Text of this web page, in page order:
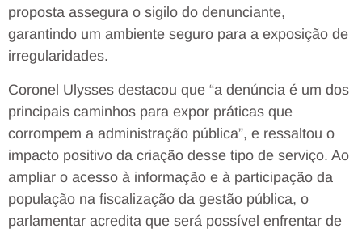
proposta assegura o sigilo do denunciante,
garantindo um ambiente seguro para a exposição de
irregularidades.
Coronel Ulysses destacou que “a denúncia é um dos
principais caminhos para expor práticas que
corrompem a administração pública”, e ressaltou o
impacto positivo da criação desse tipo de serviço. Ao
ampliar o acesso à informação e à participação da
população na fiscalização da gestão pública, o
parlamentar acredita que será possível enfrentar de